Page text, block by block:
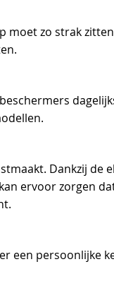
moet zo strak
Dankzij de
ervoor zorgen
een persoonlijke